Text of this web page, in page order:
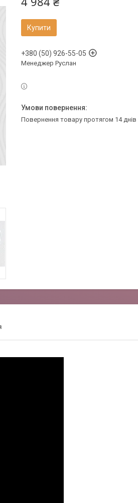
Купити
+380 (50) 926-55-05
Менеджер Руслан
повернення товару протягом 14 днів